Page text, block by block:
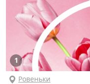
1
Ровеньки